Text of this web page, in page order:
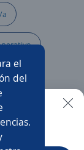
el
del